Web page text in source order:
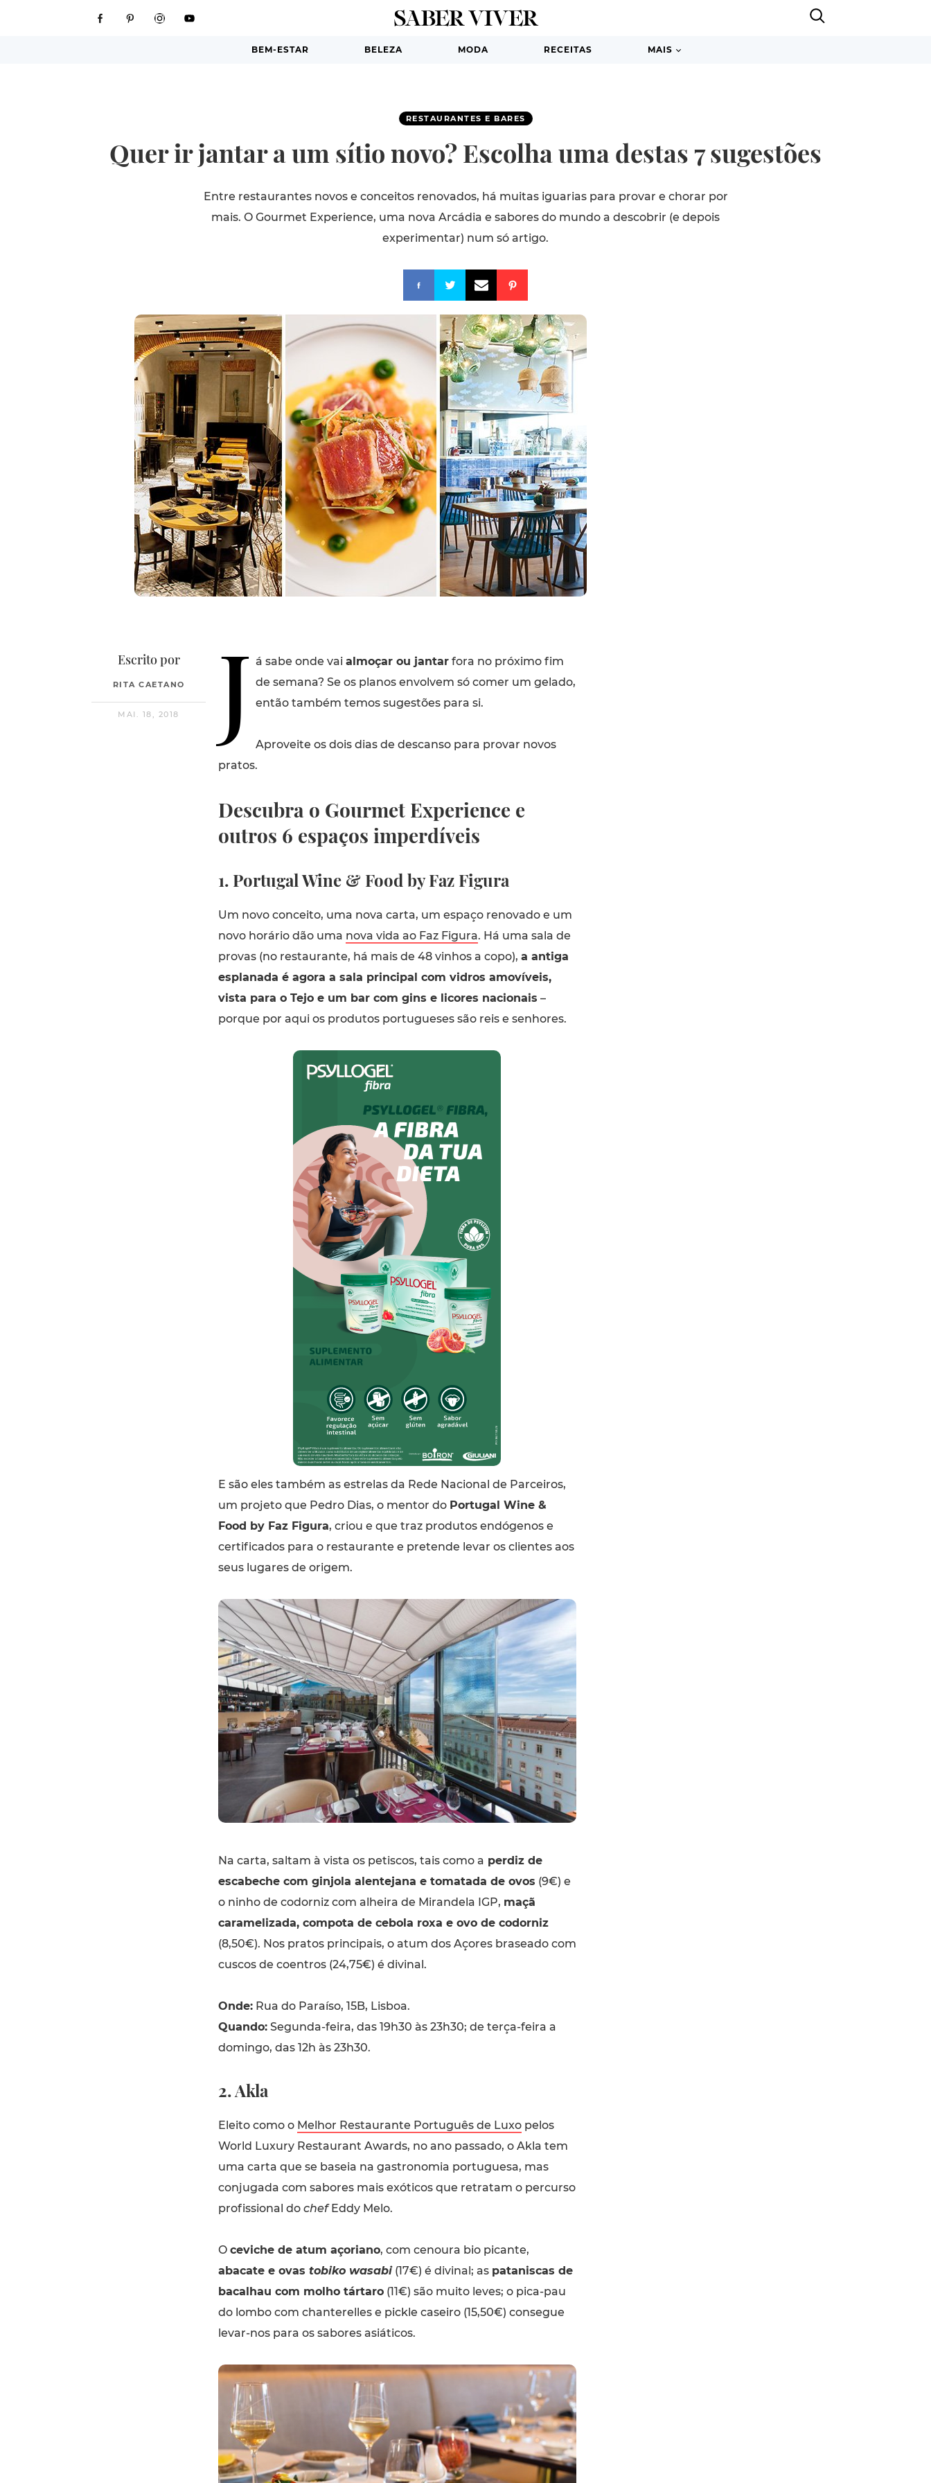
BEM-ESTAR BELEZA MODA RECEITAS MAIS
RESTAURANTES E BARES
Quer ir jantar a um sítio novo? Escolha uma destas 7 sugestões
Entre restaurantes novos e conceitos renovados, há muitas iguarias para provar e chorar por
mais. O Gourmet Experience, uma nova Arcádia e sabores do mundo a descobrir (e depois
experimentar) num só artigo.
Escrito por
RITA CAETANO
MAI. 18, 2018 J á sabe onde vai almoçar ou jantarfora no próximo fim
de semana? Se os planos envolvem só comer um gelado,
então também temos sugestões para si.
Aproveite os dois dias de descanso para provar novos
pratos.
Descubra o Gourmet Experience e
outros 6 espaços imperdíveis
1. Portugal Wine & Food by Faz Figura
Um novo conceito, uma nova carta, um espaço renovado e um
novo horário dão uma nova vida ao Faz Figura. Há uma sala de
provas (no restaurante, há mais de 48 vinhos a copo), a antiga
esplanada é agora a sala principal com vidros amovíveis,
vista para o Tejo e um bar com gins e licores nacionais –
porque por aqui os produtos portugueses são reis e senhores.
E são eles também as estrelas da Rede Nacional de Parceiros,
um projeto que Pedro Dias, o mentor do Portugal Wine &
Food by Faz Figura, criou e que traz produtos endógenos e
certificados para o restaurante e pretende levar os clientes aos
seus lugares de origem.
Na carta, saltam à vista os petiscos, tais como a perdiz de
escabeche com ginjola alentejana e tomatada de ovos (9€) e
o ninho de codorniz com alheira de Mirandela IGP, maçã
caramelizada, compota de cebola roxa e ovo de codorniz
(8,50€). Nos pratos principais, o atum dos Açores braseado com
cuscos de coentros (24,75€) é divinal.
Onde:Rua do Paraíso, 15B, Lisboa.
Quando:Segunda-feira, das 19h30 às 23h30; de terça-feira a
domingo, das 12h às 23h30.
2. Akla
Eleito como o Melhor Restaurante Português de Luxopelos
World Luxury Restaurant Awards, no ano passado, o Akla tem
uma carta que se baseia na gastronomia portuguesa, mas
conjugada com sabores mais exóticos que retratam o percurso
profissional do chefEddy Melo.
O ceviche de atum açoriano, com cenoura bio picante,
abacate e ovas tobiko wasabi(17€) é divinal; as pataniscas de
bacalhau com molho tártaro(11€) são muito leves; o pica-pau
do lombo com chanterelles e pickle caseiro (15,50€) consegue
levar-nos para os sabores asiáticos.